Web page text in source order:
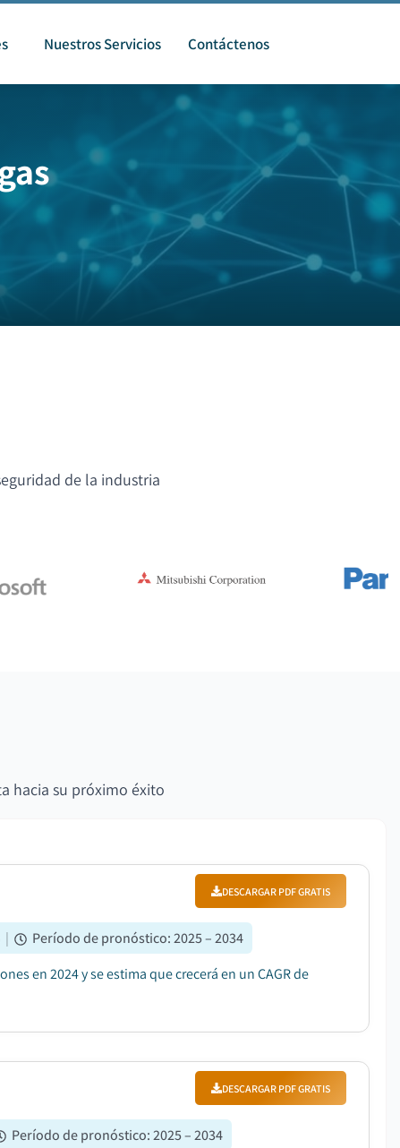
Nuestros Servicios Contáctenos
de la industria
hacia su próximo éxito
DESCARGAR PDF GRATIS
| Período de pronóstico:2025 – 2034
en 2024 y se estima que crecerá en un CAGR de
DESCARGAR PDF GRATIS
Período de pronóstico:2025 – 2034